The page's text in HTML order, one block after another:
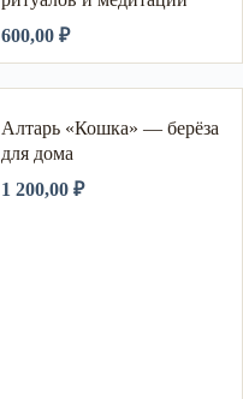
600,00 ₽
Алтарь «Кошка» — берёза
для дома
1 200,00 ₽